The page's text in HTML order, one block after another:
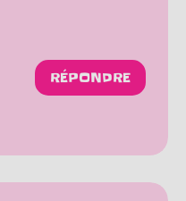
réactions
RÉPONDRE